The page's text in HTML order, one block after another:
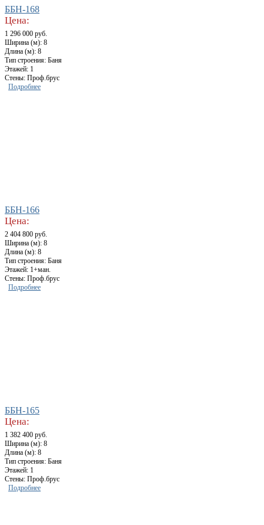
ББН-168
Цена:
1 296 000 руб.
Ширина (м): 8
Длина (м): 8
Тип строения: Баня
Этажей: 1
Стены: Проф.брус
Подробнее
ББН-166
Цена:
2 404 800 руб.
Ширина (м): 8
Длина (м): 8
Тип строения: Баня
Этажей: 1+ман.
Стены: Проф.брус
Подробнее
ББН-165
Цена:
1 382 400 руб.
Ширина (м): 8
Длина (м): 8
Тип строения: Баня
Этажей: 1
Стены: Проф.брус
Подробнее